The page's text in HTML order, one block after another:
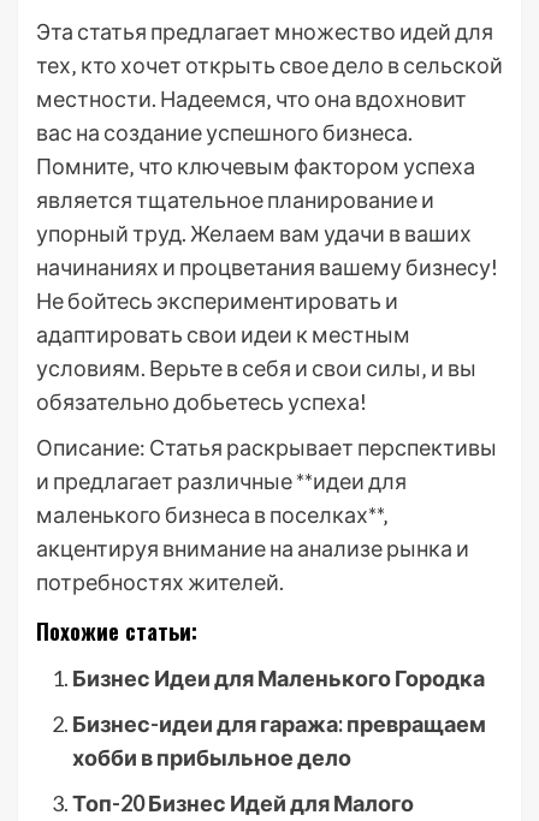
Эта статья предлагает множество идей для
тех‚ кто хочет открыть свое дело в сельской
местности. Надеемся‚ что она вдохновит
вас на создание успешного бизнеса.
Помните‚ что ключевым фактором успеха
является тщательное планирование и
упорный труд. Желаем вам удачи в ваших
начинаниях и процветания вашему бизнесу!
Не бойтесь экспериментировать и
адаптировать свои идеи к местным
условиям. Верьте в себя и свои силы‚ и вы
обязательно добьетесь успеха!
Описание: Статья раскрывает перспективы
и предлагает различные **идеи для
маленького бизнеса в поселках**‚
акцентируя внимание на анализе рынка и
потребностях жителей.
Похожие статьи:
Бизнес Идеи для Маленького Городка
Бизнес-идеи для гаража: превращаем
хобби в прибыльное дело
Топ-20 Бизнес Идей для Малого